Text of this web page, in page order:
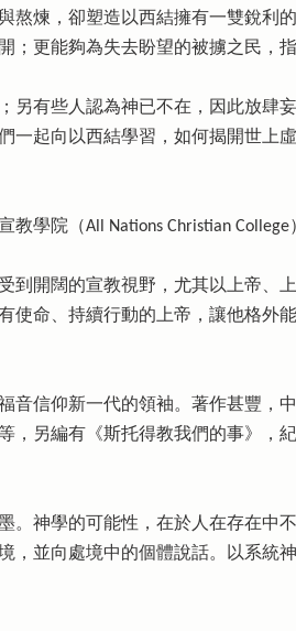
熬煉，卻塑造以西結擁有一雙銳利
；更能夠為失去盼望的被擄之民，
另有些人認為神已不在，因此放肆
一起向以西結學習，如何揭開世上
學院（All Nations Christian
到開闊的宣教視野，尤其以上帝、
使命、持續行動的上帝，讓他格外
音信仰新一代的領袖。著作甚豐，
，另編有《斯托得教我們的事》，
神學的可能性，在於人在存在中不
，並向處境中的個體說話。以系統